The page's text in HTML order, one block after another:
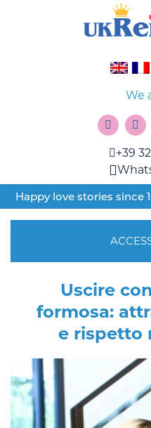
We
+39
Happy love stories since
Uscire
formosa:
e rispetto